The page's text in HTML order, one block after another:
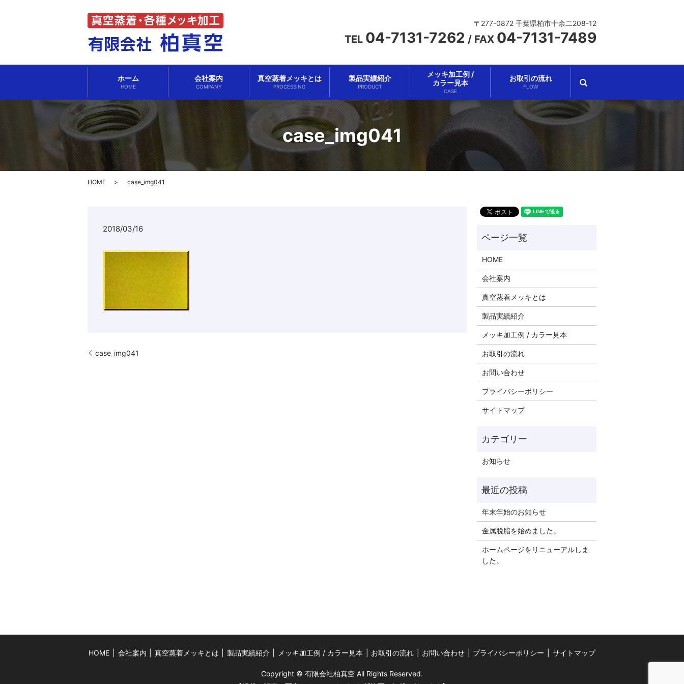
〒277-0872 千葉県柏市十余二208-12
TEL 04-7131-7262 / FAX 04-7131-7489
ホーム
HOME
会社案内
COMPANY
真空蒸着メッキとは
PROCESSING
製品実績紹介
PRODUCT
メッキ加工例 /
カラー見本
CASE
お取引の流れ
FLOW
case_img041
HOME case_img041
2018/03/16
case_img041
HOME
会社案内
真空蒸着メッキとは
製品実績紹介
メッキ加工例 / カラー見本
お取引の流れ
お問い合わせ
プライバシーポリシー
サイトマップ
お知らせ
年末年始のお知らせ
金属脱脂を始めました。
ホームページをリニューアルしま
した。
HOME 会社案内 真空蒸着メッキとは 製品実績紹介 メッキ加工例 / カラー見本 お取引の流れ お問い合わせ プライバシーポリシー サイトマップ
Copyright © 有限会社柏真空 All Rights Reserved.